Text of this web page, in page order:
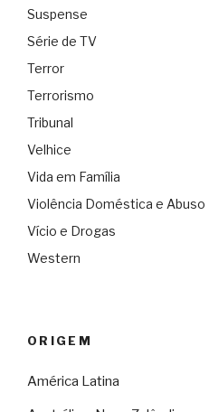
Suspense
Série de TV
Terror
Terrorismo
Tribunal
Velhice
Vida em Família
Violência Doméstica e Abuso
Vício e Drogas
Western
ORIGEM
América Latina